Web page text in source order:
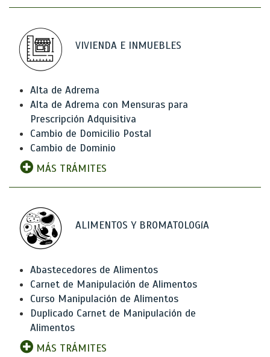
VIVIENDA E INMUEBLES
Alta de Adrema
Alta de Adrema con Mensuras para
Prescripción Adquisitiva
Cambio de Domicilio Postal
Cambio de Dominio
MÁS TRÁMITES
ALIMENTOS Y BROMATOLOGíA
Abastecedores de Alimentos
Carnet de Manipulación de Alimentos
Curso Manipulación de Alimentos
Duplicado Carnet de Manipulación de
Alimentos
MÁS TRÁMITES